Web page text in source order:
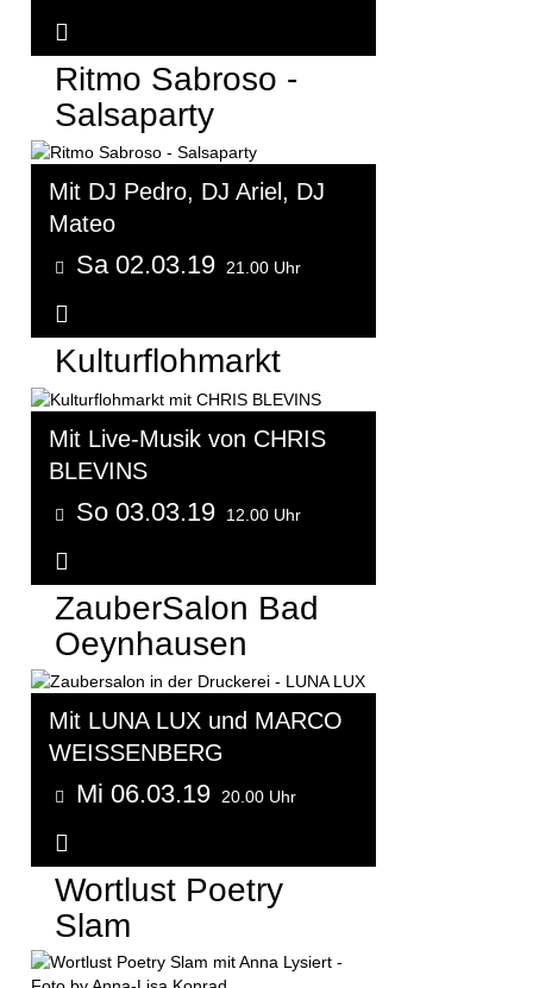
Ritmo Sabroso -
Salsaparty
Mit DJ Pedro, DJ Ariel, DJ
Mateo
Sa 02.03.19 21.00 Uhr
Kulturflohmarkt
Mit Live-Musik von CHRIS
BLEVINS
So 03.03.19 12.00 Uhr
ZauberSalon Bad
Oeynhausen
Mit LUNA LUX und MARCO
WEISSENBERG
Mi 06.03.19 20.00 Uhr
Wortlust Poetry
Slam